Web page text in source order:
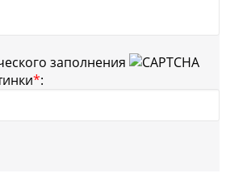
заполнения
*: